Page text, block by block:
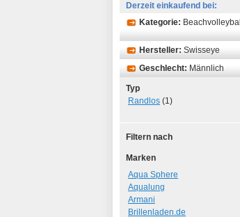
Derzeit einkaufend bei:
Kategorie: Beachvolleyball
Hersteller: Swisseye
Geschlecht: Männlich
Typ
Randlos (1)
Filtern nach
Marken
Aqua Sphere
Aqualung
Armani
Brillenladen.de